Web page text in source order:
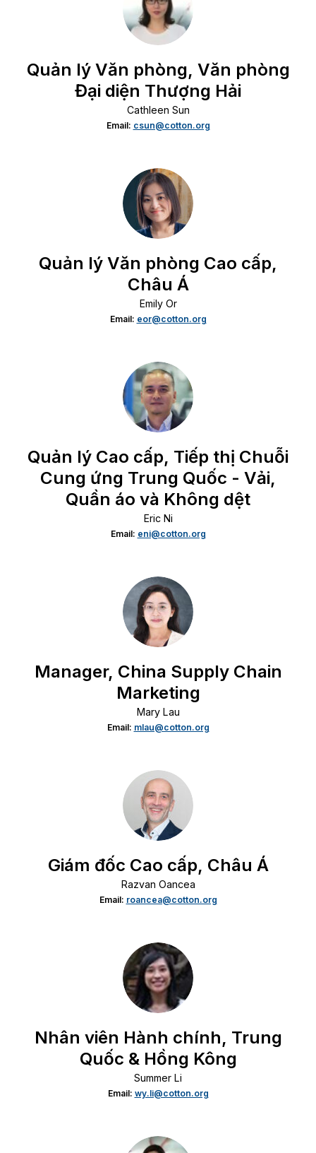
Quản lý Văn phòng, Văn phòng
Đại diện Thượng Hải
Cathleen Sun
Email: csun@cotton.org
Quản lý Văn phòng Cao cấp,
Châu Á
Emily Or
Email: eor@cotton.org
Quản lý Cao cấp, Tiếp thị Chuỗi
Cung ứng Trung Quốc - Vải,
Quần áo và Không dệt
Eric Ni
Email: eni@cotton.org
Manager, China Supply Chain
Marketing
Mary Lau
Email: mlau@cotton.org
Giám đốc Cao cấp, Châu Á
Razvan Oancea
Email: roancea@cotton.org
Nhân viên Hành chính, Trung
Quốc & Hồng Kông
Summer Li
Email: wy.li@cotton.org